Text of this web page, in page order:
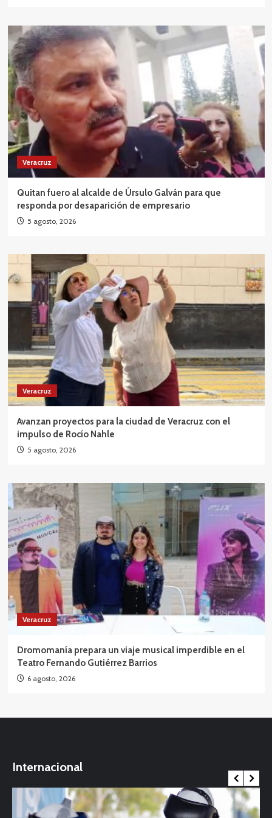
Veracruz
Quitan fuero al alcalde de Úrsulo Galván para que
responda por desaparición de empresario
5 agosto, 2026
Veracruz
Avanzan proyectos para la ciudad de Veracruz con el
impulso de Rocío Nahle
5 agosto, 2026
Veracruz
Dromomanía prepara un viaje musical imperdible en el
Teatro Fernando Gutiérrez Barrios
6 agosto, 2026
Internacional